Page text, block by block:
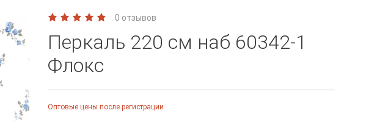
0 отзывов
Перкаль 220 см наб 60342-1
Флокс
Оптовые цены после регистрации